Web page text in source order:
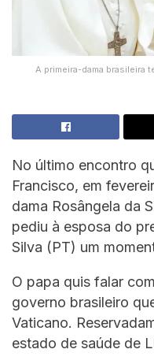
A primeira-dama brasileira
No último encontro
Francisco, em
dama Rosângela da
pediu à esposa do
Silva (PT) um
O papa quis falar
governo brasileiro
Vaticano.
estado de saúde de